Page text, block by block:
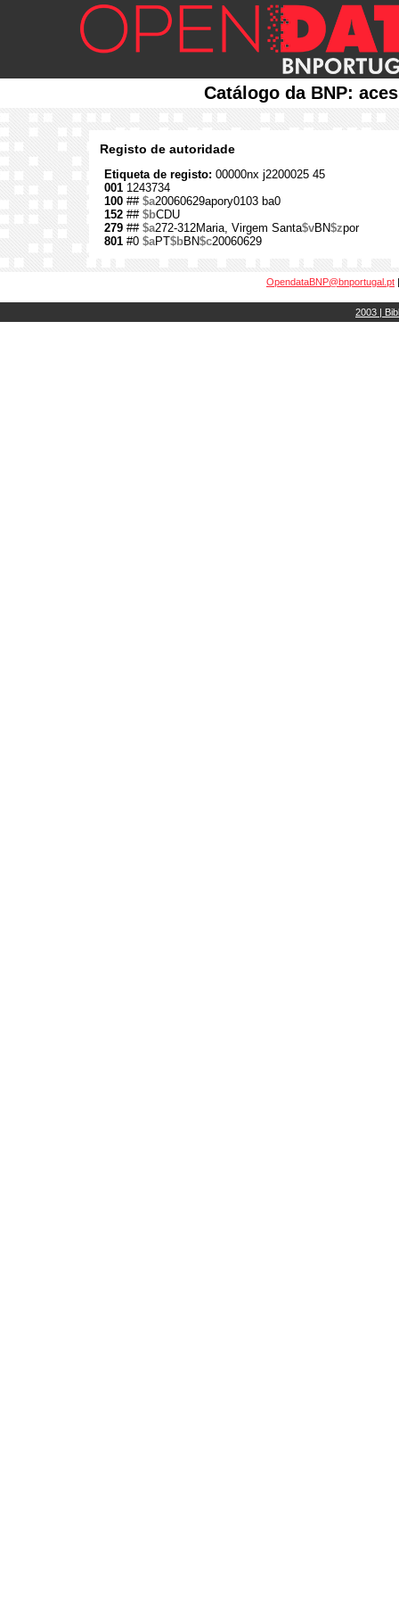
Catálogo da BNP:
Registo de autoridade
Etiqueta de registo: 00000nx j2200025 45
001 1243734
100 ## $a20060629apory0103 ba0
152 ## $bCDU
279 ## $a272-312Maria, Virgem Santa$vBN$zpor
801 #0 $aPT$bBN$c20060629
OpendataBNP@bnportugal.pt
2003 |